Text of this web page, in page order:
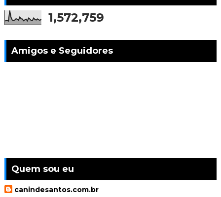
1,572,759
Amigos e Seguidores
Quem sou eu
canindesantos.com.br